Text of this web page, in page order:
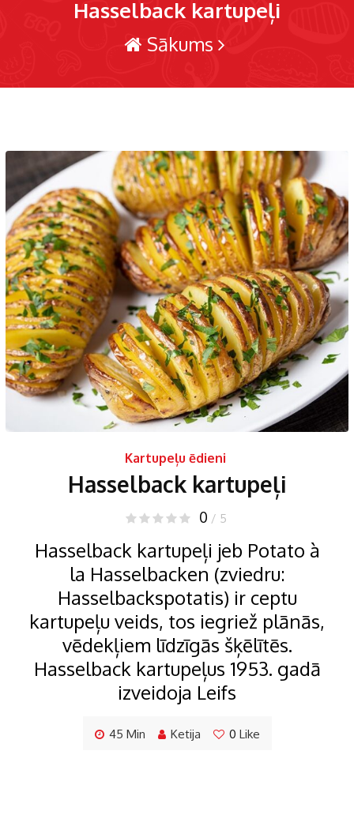
Hasselback kartupeļi
Sākums
Kartupeļu ēdieni
Hasselback kartupeļi
0 / 5
Hasselback kartupeļi jeb Potato à
la Hasselbacken (zviedru:
Hasselbackspotatis) ir ceptu
kartupeļu veids, tos iegriež plānās,
vēdekļiem līdzīgās šķēlītēs.
Hasselback kartupeļus 1953. gadā
izveidoja Leifs
45 Min Ketija 0 Like